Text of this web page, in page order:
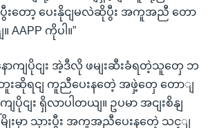
းတော့ ပေးနိုငျမလဲဆိုပွီး အကူအညီ တော
AAPP ကိုပါ။”
နောကျပိုငျး အဲ့ဒီလို ဖမျးဆီးခံရတဲ့သူတှေ ဘ
ဘူးဆိုရငျ ကူညီပေးနတေဲ့ အဖှဲ့တှေ တောျ
ကျပိုငျး ရှိလာပါတယျ။ ဥပမာ အငျးစိနျ
ြိုးမှာ သှားပွီး အကူအညီပေးနတေဲ့ သင့ျ